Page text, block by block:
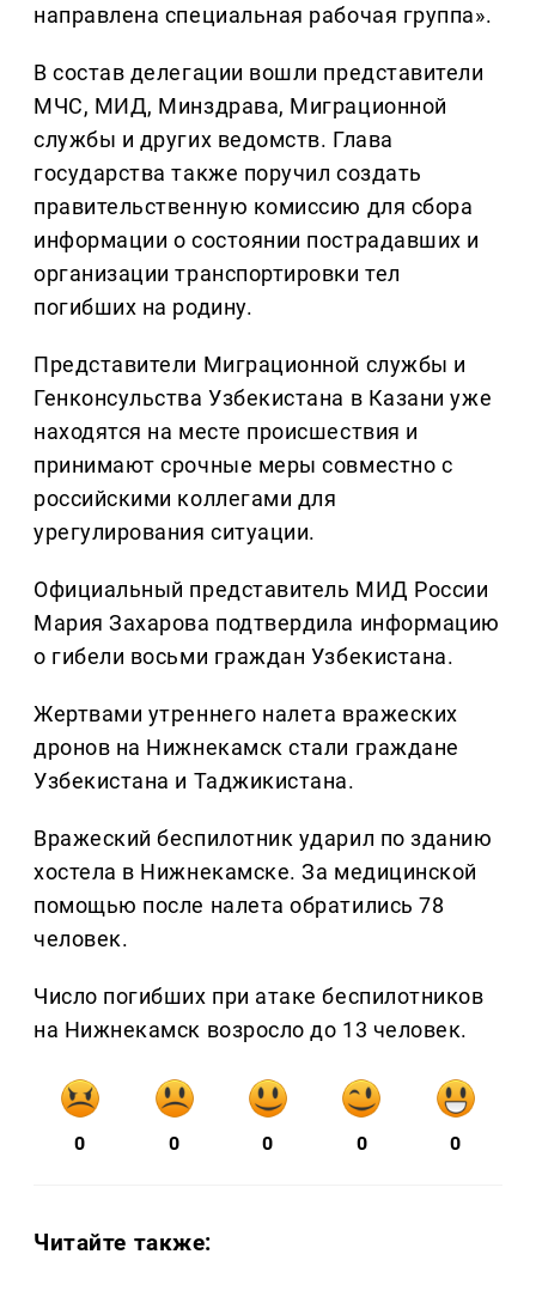
направлена специальная рабочая группа».
В состав делегации вошли представители
МЧС, МИД, Минздрава, Миграционной
службы и других ведомств. Глава
государства также поручил создать
правительственную комиссию для сбора
информации о состоянии пострадавших и
организации транспортировки тел
погибших на родину.
Представители Миграционной службы и
Генконсульства Узбекистана в Казани уже
находятся на месте происшествия и
принимают срочные меры совместно с
российскими коллегами для
урегулирования ситуации.
Официальный представитель МИД России
Мария Захарова подтвердила информацию
о гибели восьми граждан Узбекистана.
Жертвами утреннего налета вражеских
дронов на Нижнекамск стали граждане
Узбекистана и Таджикистана.
Вражеский беспилотник ударил по зданию
хостела в Нижнекамске. За медицинской
помощью после налета обратились 78
человек.
Число погибших при атаке беспилотников
на Нижнекамск возросло до 13 человек.
0 0 0 0 0
Читайте также: